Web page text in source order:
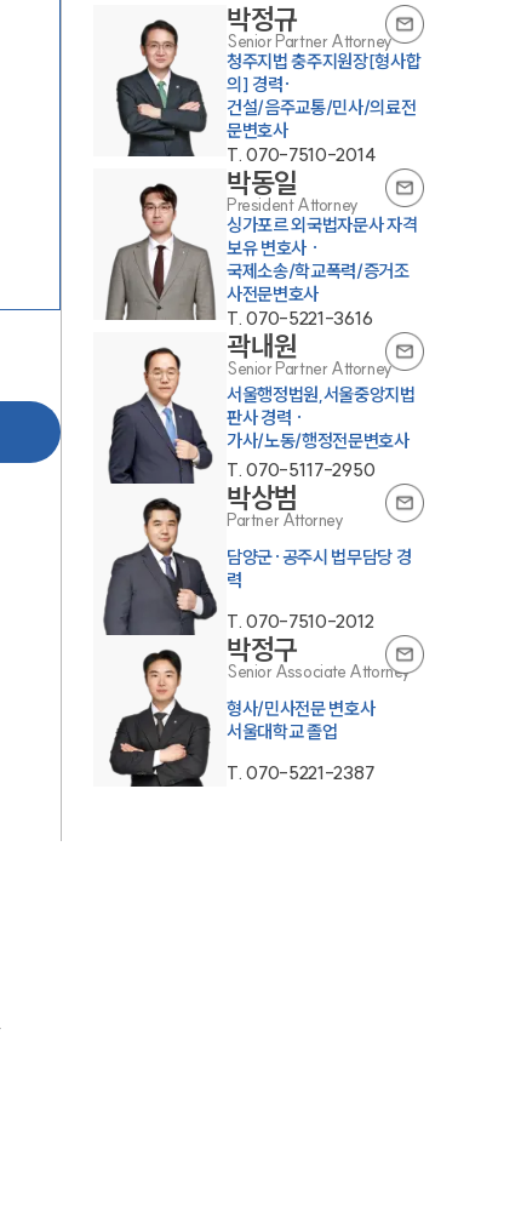
박정규
Senior Partner Attorney
청주지법 충주지원장[형사합
의] 경력·
건설/음주교통/민사/의료전
문변호사
T.070-7510-2014
박동일
President Attorney
싱가포르 외국법자문사 자격
보유 변호사 ·
국제소송/학교폭력/증거조
사전문변호사
T.070-5221-3616
곽내원
Senior Partner Attorney
서울행정법원,서울중앙지법
판사 경력 ·
가사/노동/행정전문변호사
T.070-5117-2950
박상범
Partner Attorney
담양군·공주시 법무담당 경
력
T.070-7510-2012
박정구
Senior Associate Attorney
형사/민사전문 변호사
서울대학교 졸업
T.070-5221-2387